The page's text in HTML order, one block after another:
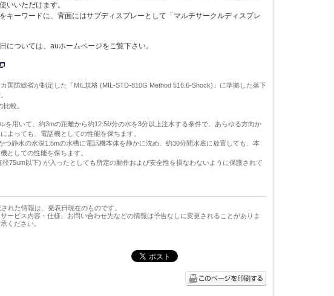
いいただけます。
キーワードに、背面にはサブディスプレーとして「マルチサークルディスプレ
については、auホームページをご覧下さい。
国防総省が制定した「MIL規格 (MIL-STD-810G Method 516.6-Shock)」に準拠した落下
較。
を用いて、約3mの距離から約12.5ℓ/分の水を3分以上注水する条件で、あらゆる方向か
よっても、電話機としての性能を保ちます。
つ静水の水深1.5mの水槽に電話機本体を静かに沈め、約30分間水底に放置しても、本
としての性能を保ちます。
径75um以下) が入ったとしても所定の動作および安全性を損なわないように保護されて
れた情報は、発表日現在のものです。
ービス内容・仕様、お問い合わせ先などの情報は予告なしに変更されることがありま
ください。